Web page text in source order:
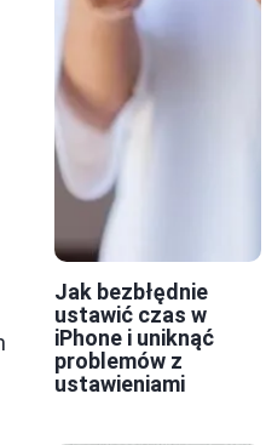
Jak bezbłędnie
ustawić czas w
iPhone i uniknąć
problemów z
ustawieniami